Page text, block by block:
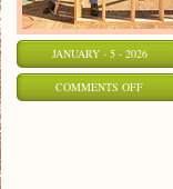
JANUARY - 5 - 2026
COMMENTS OFFON